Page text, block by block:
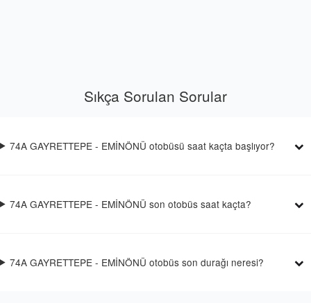
Sıkça Sorulan Sorular
74A GAYRETTEPE - EMİNÖNÜ otobüsü saat kaçta başlıyor?
74A GAYRETTEPE - EMİNÖNÜ son otobüs saat kaçta?
74A GAYRETTEPE - EMİNÖNÜ otobüs son durağı neresi?